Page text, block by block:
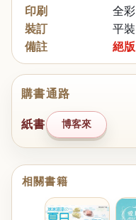
印刷
全彩
裝訂
平裝
備註
絕版
購書通路
紙書 博客來
相關書籍